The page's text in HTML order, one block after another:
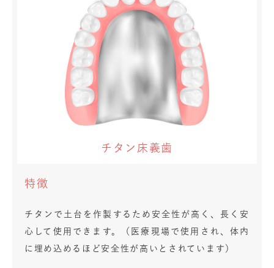
チタン床義歯
特徴
チタンで土台を作製するため安全性が高く、長く安
心して使用できます。（医療現場で使用され、体内
に埋め込めるほど安全性が高いとされています）